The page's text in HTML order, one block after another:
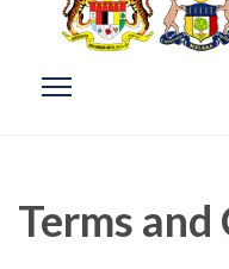
Terms